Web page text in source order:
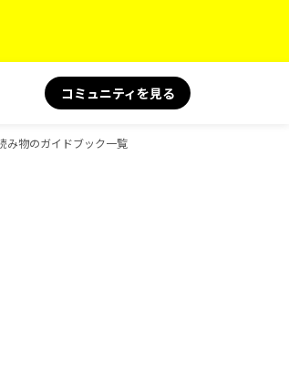
コミュニティを見る
み物のガイドブック一覧